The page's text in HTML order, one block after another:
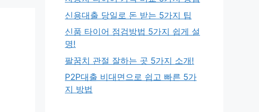
신용대출 당일로 돈 받는 5가지 팁
신품 타이어 점검방법 5가지 쉽게 설
명!
팔꿈치 관절 잘하는 곳 5가지 소개!
P2P대출 비대면으로 쉽고 빠른 5가
지 방법